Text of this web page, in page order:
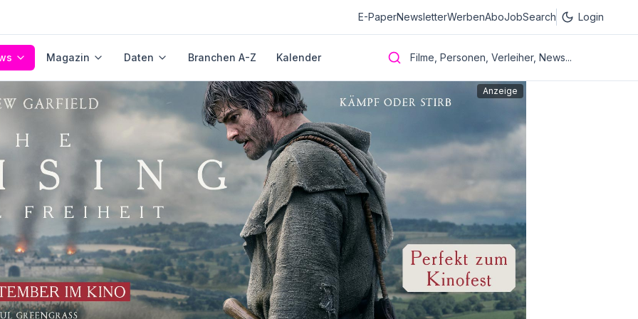
E-PaperNewsletterWerbenAboJobSearch Login
Magazin Daten Branchen A-Z Kalender Filme, Personen, Verleiher, News...
Anzeige